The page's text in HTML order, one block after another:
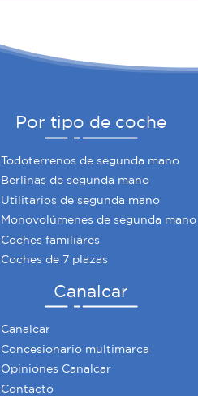
Por tipo de coche
Todoterrenos de segunda mano
Berlinas de segunda mano
Utilitarios de segunda mano
Monovolúmenes de segunda mano
Coches familiares
Coches de 7 plazas
Canalcar
Canalcar
Concesionario multimarca
Opiniones Canalcar
Contacto